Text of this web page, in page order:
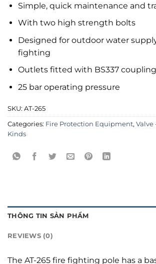
Simple, quick maintenance and
With two high strength bolts
Designed for outdoor water
fighting
Outlets fitted with BS337
25 bar operating pressure
SKU: AT-265
Categories: Fire Protection Equipment, Valve
Kinds
THÔNG TIN SẢN PHẨM
REVIEWS (0)
The AT-265 fire fighting pole has a